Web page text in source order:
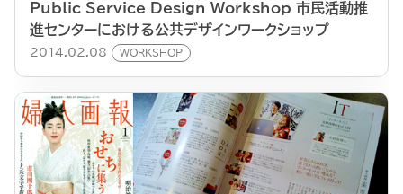
Public Service Design Workshop 市民活動推
進センターにおける公共デザインワークショップ
2014.02.08 WORKSHOP